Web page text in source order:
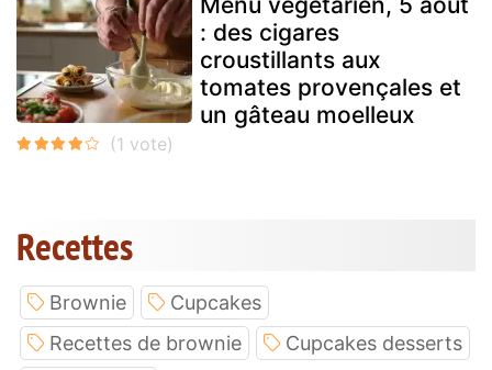
: des cigares
croustillants aux
tomates provençales et
un gâteau moelleux
Recettes
Brownie
Cupcakes
Recettes de brownie
Cupcakes desserts